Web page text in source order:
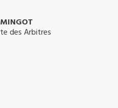
des Arbitres